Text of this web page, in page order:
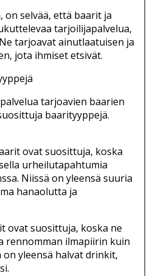
on selvää, että baarit ja
tarjoilijapalvelua,
tarjoavat ainutlaatuisen ja
jota ihmiset etsivät.
tarjoavien baarien
baarityyppejä.
ovat suosittuja, koska
urheilutapahtumia
Niissä on yleensä suuria
hanaolutta ja
ovat suosittuja, koska ne
rennomman ilmapiirin kuin
yleensä halvat drinkit,